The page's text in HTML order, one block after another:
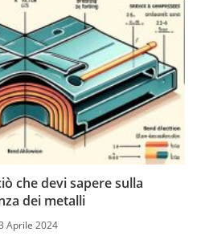
che devi sapere sulla
dei metalli
Aprile 2024